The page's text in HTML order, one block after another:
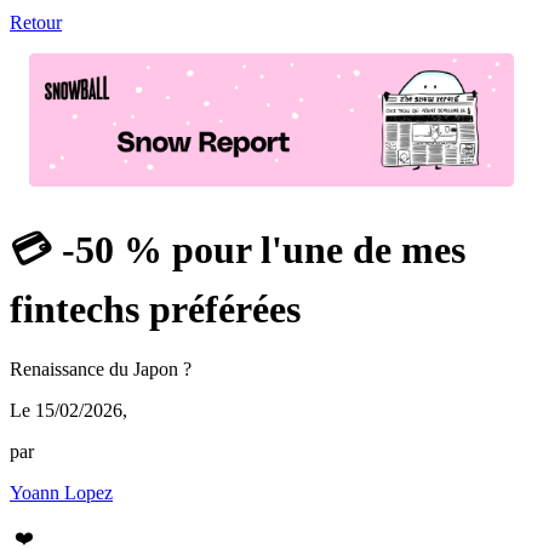
Retour
💳 -50 % pour l'une de mes
fintechs préférées
Renaissance du Japon ?
Le 15/02/2026,
par
Yoann Lopez
❤️